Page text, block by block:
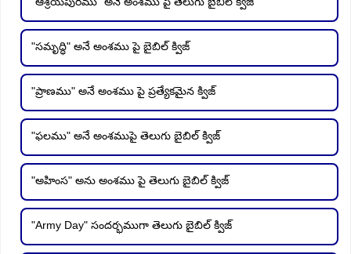
"సమృద్ధి" అనే అంశము పై బైబిల్ క్విజ్
"ప్రాణము" అనే అంశము పై ప్రత్యేకమైన క్విజ్
"ఫలము" అనే అంశముపై తెలుగు బైబిల్ క్విజ్
"అహింస" అను అంశము పై తెలుగు బైబిల్ క్విజ్
"Army Day" సందర్భముగా తెలుగు బైబిల్ క్విజ్